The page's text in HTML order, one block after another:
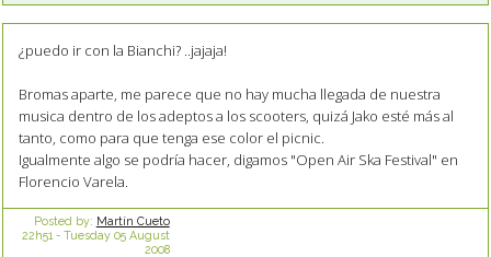
¿puedo ir con la Bianchi? ..jajaja!
Bromas aparte, me parece que no hay mucha llegada de nuestra
musica dentro de los adeptos a los scooters, quizá Jako esté más al
tanto, como para que tenga ese color el picnic.
Igualmente algo se podría hacer, digamos "Open Air Ska Festival" en
Florencio Varela.
Posted by: Martín Cueto
22h51 - Tuesday 05 August
2008